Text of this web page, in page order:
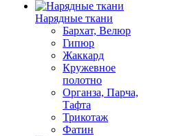
Нарядные ткани
Бархат, Велюр
Гипюр
Жаккард
Кружевное
полотно
Органза, Парча,
Тафта
Трикотаж
Фатин